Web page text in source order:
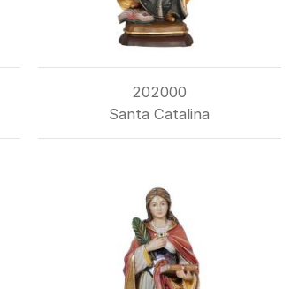
202000
Santa Catalina